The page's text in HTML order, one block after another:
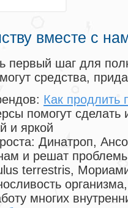
вместе с
первый шаг для
средства,
Как продлить
помогут
и яркой
: Динатроп,
и решат
terrestris,
многих